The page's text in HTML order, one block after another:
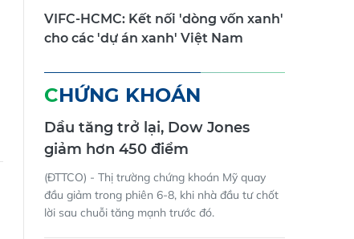
VIFC-HCMC: Kết nối 'dòng vốn xanh'
cho các 'dự án xanh' Việt Nam
CHỨNG KHOÁN
Dầu tăng trở lại, Dow Jones
giảm hơn 450 điểm
(ĐTTCO) - Thị trường chứng khoán Mỹ quay
đầu giảm trong phiên 6-8, khi nhà đầu tư chốt
lời sau chuỗi tăng mạnh trước đó.